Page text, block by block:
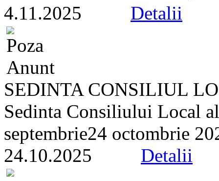
4.11.2025 Detalii
SEDINTA CONSILIUL
Sedinta Consiliului Local
septembrie24 octombrie
24.10.2025 Detalii